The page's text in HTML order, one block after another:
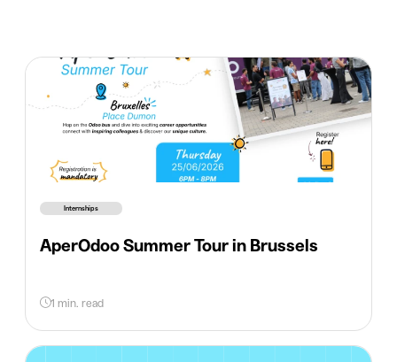
Internships
AperOdoo Summer Tour in Brussels
1 min. read